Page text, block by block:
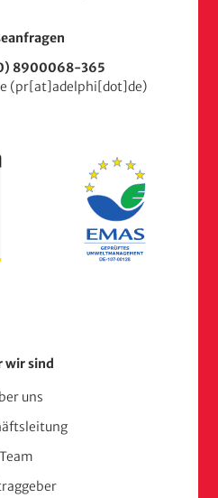
8900068-365
(pr[at]adelphi[dot]de)
wir sind
uns
Team